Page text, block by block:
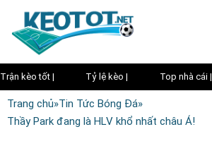
Trận kèo tốt | Tỷ lệ kèo | Top nhà cái |
Trang chủ»Tin Tức Bóng Đá»
Thầy Park đang là HLV khổ nhất châu Á!